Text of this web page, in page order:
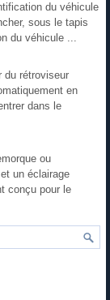
du véhicule
sous le tapis
du véhicule ...
du rétroviseur
en
dans le
ou
un éclairage
conçu pour le